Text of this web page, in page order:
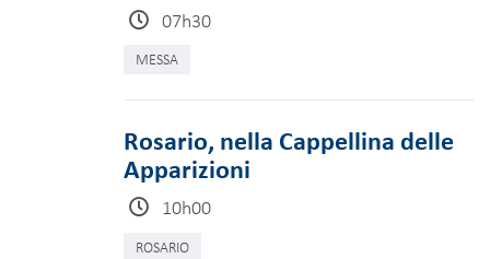
07h30
MESSA
Rosario, nella Cappellina delle
Apparizioni
10h00
ROSARIO